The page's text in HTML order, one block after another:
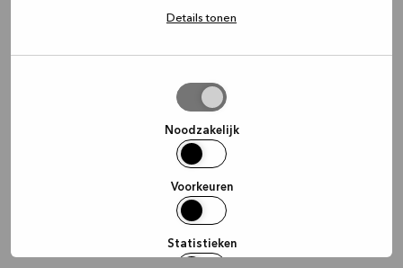
Details tonen
Noodzakelijk
Voorkeuren
Statistieken